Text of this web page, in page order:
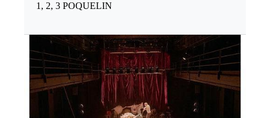
1, 2, 3 POQUELIN